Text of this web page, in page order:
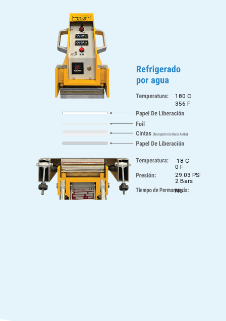
180 C
356 F
-18 C
0 F
29.03 PSI
2 Bars
No